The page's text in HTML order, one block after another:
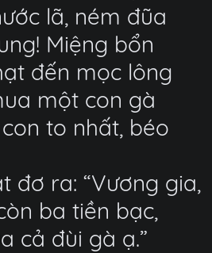
lã, ném đũa
Miệng bổn
đến mọc lông
một con gà
to nhất, béo
đơ ra: “Vương gia,
ba tiền bạc,
cả đùi gà ạ.”